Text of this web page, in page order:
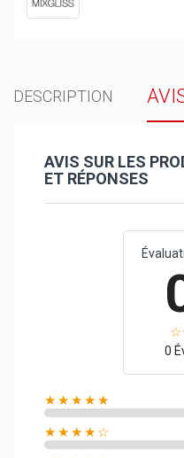
DESCRIPTION
AVIS SUR LES
ET RÉPONSES
0
★★★★★
★★★★☆